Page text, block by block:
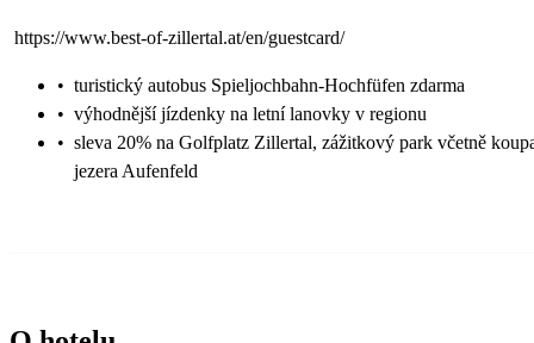
https://www.best-of-zillertal.at/en/guestcard/
• turistický autobus Spieljochbahn-Hochfüfen zdarma
• výhodnější jízdenky na letní lanovky v regionu
• sleva 20% na Golfplatz Zillertal, zážitkový park včetně
jezera Aufenfeld